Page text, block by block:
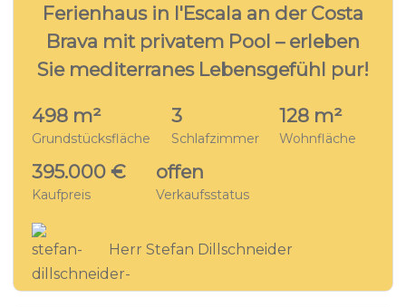
Ferienhaus in l'Escala an der Costa
Brava mit privatem Pool – erleben
Sie mediterranes Lebensgefühl pur!
498 m²
Grundstücksfläche
3
Schlafzimmer
128 m²
Wohnfläche
395.000 €
Kaufpreis
offen
Verkaufsstatus
Herr Stefan Dillschneider
10 VILLA - EC2145